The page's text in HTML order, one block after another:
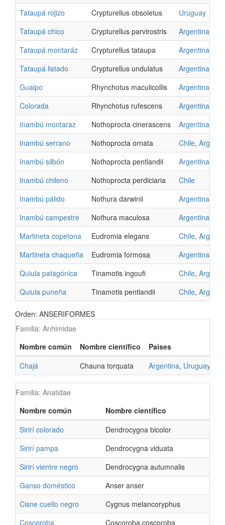
Tataupá rojizo
Crypturellus obsoletus
Uruguay
Tataupá chico
Crypturellus parvirostris
Argentina
Tataupá montaráz
Crypturellus tataupa
Argentina
Tataupá listado
Crypturellus undulatus
Argentina
Guaipo
Rhynchotus maculicollis
Argentina
Colorada
Rhynchotus rufescens Argentina
Inambú montaraz
Nothoprocta cinerascens
Argentina
Inambú serrano
Nothoprocta ornata Chile,
Inambú silbón
Nothoprocta pentlandii
Argentina
Inambú chileno
Nothoprocta perdiciaria
Chile
Inambú pálido
Nothura darwinii
Argentina
Inambú campestre
Nothura maculosa Argentina
Martineta copetona
Eudromia elegans Chile,
Martineta chaqueña
Eudromia formosa
Argentina
Quiula patagónica
Tinamotis ingoufi Chile,
Quiula puneña
Tinamotis pentlandii Chile,
Orden: ANSERIFORMES
Familia: Anhimidae
Nombre común
Nombre científico Países
Chajá
Chauna torquata Argentina, Uruguay
Familia: Anatidae
Nombre común
Nombre científico
Sirirí colorado
Dendrocygna bicolor
Sirirí pampa
Dendrocygna viduata
Sirirí vientre negro
Dendrocygna autumnalis
Ganso doméstico
Anser anser
Cisne cuello negro
Cygnus melancoryphus
Coscoroba
Coscoroba coscoroba